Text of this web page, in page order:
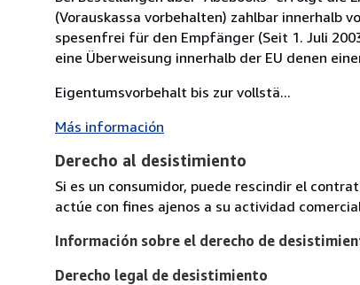
(Vorauskassa vorbehalten) zahlbar innerhalb
spesenfrei für den Empfänger (Seit 1. Juli
eine Überweisung innerhalb der EU denen
Eigentumsvorbehalt bis zur vollstä...
Más información
Derecho al desistimiento
Si es un consumidor, puede rescindir el
actúe con fines ajenos a su actividad
Información sobre el derecho de
Derecho legal de desistimiento